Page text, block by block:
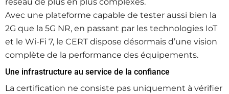
Avec une plateforme capable de tester aussi bien la
2G que la 5G NR, en passant par les technologies IoT
et le Wi‑Fi 7, le CERT dispose désormais d’une vision
complète de la performance des équipements.
Une infrastructure au service de la confiance
La certification ne consiste pas uniquement à vérifier